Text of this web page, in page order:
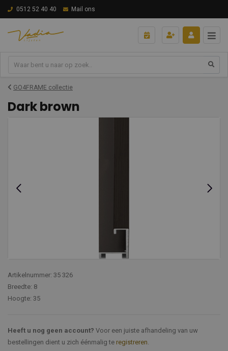
0512 52 40 40 Mail ons
GO4FRAME collectie
Dark brown
Artikelnummer: 35 326
Breedte: 8
Hoogte: 35
Heeft u nog geen account? Voor een juiste afhandeling van uw
bestellingen dient u zich éénmalig te registreren.